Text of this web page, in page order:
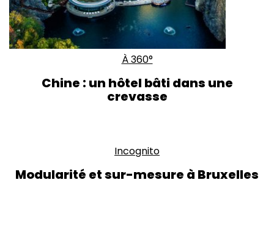
À 360°
Chine : un hôtel bâti dans une
crevasse
Incognito
Modularité et sur-mesure à Bruxelles